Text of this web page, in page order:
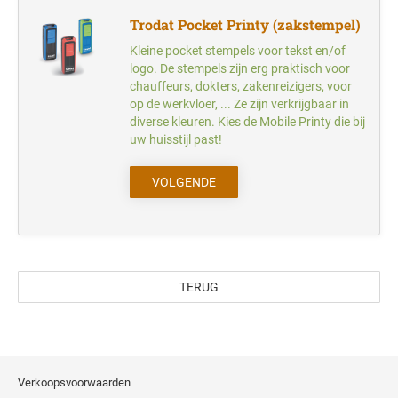
Trodat Pocket Printy (zakstempel)
Kleine pocket stempels voor tekst en/of
logo. De stempels zijn erg praktisch voor
chauffeurs, dokters, zakenreizigers, voor
op de werkvloer, ... Ze zijn verkrijgbaar in
diverse kleuren. Kies de Mobile Printy die bij
uw huisstijl past!
VOLGENDE
TERUG
Verkoopsvoorwaarden